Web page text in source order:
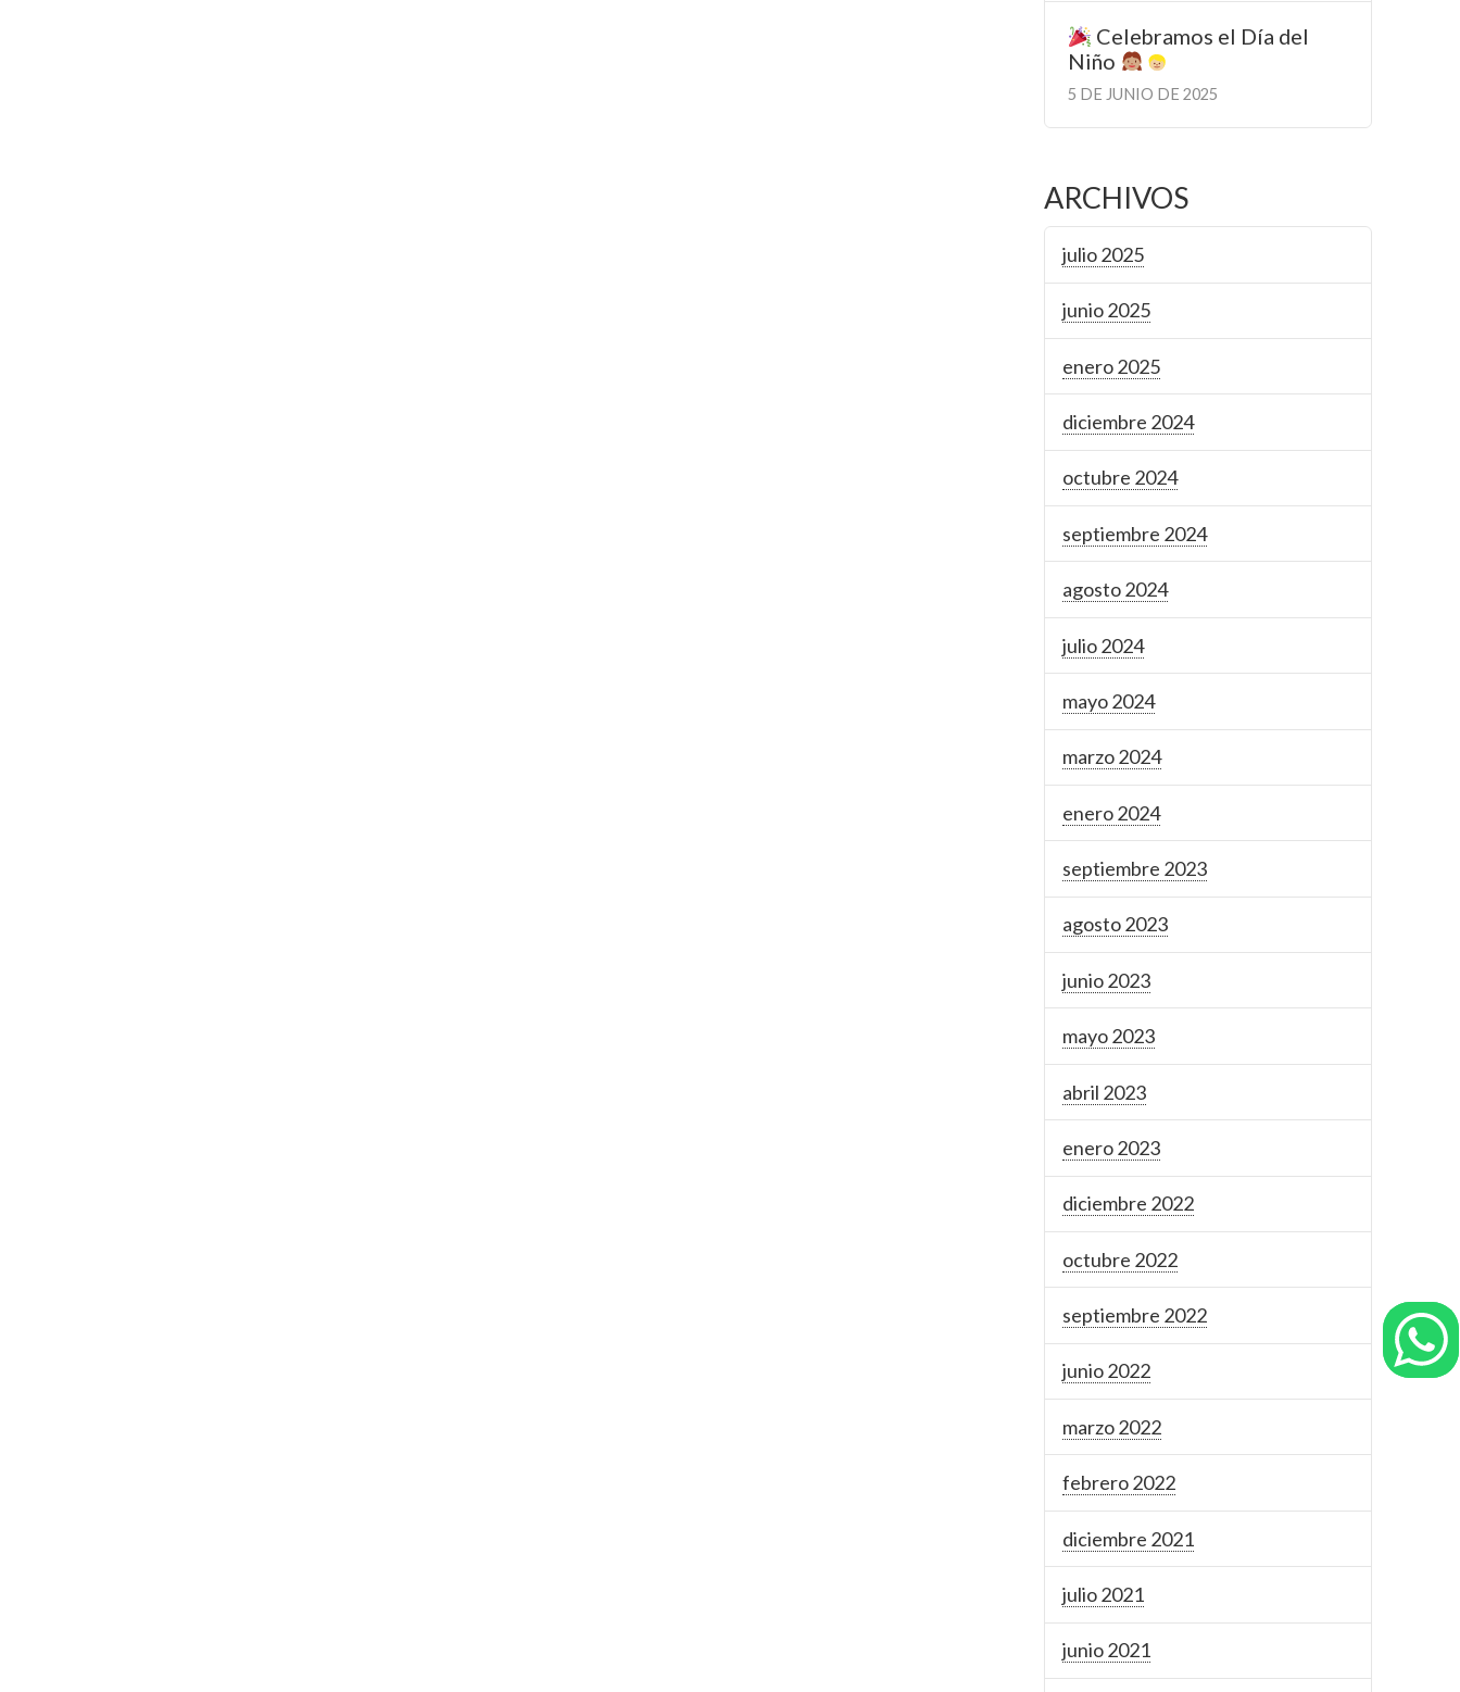
Celebramos el Día del
Niño
5 DE JUNIO DE 2025
ARCHIVOS
julio 2025
junio 2025
enero 2025
diciembre 2024
octubre 2024
septiembre 2024
agosto 2024
julio 2024
mayo 2024
marzo 2024
enero 2024
septiembre 2023
agosto 2023
junio 2023
mayo 2023
abril 2023
enero 2023
diciembre 2022
octubre 2022
septiembre 2022
junio 2022
marzo 2022
febrero 2022
diciembre 2021
julio 2021
junio 2021